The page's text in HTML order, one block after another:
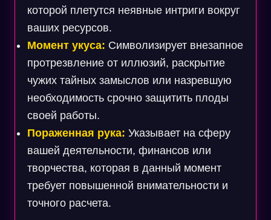
которой плетутся неявные интриги вокруг
ваших ресурсов.
Момент укуса: Символизирует внезапное
протрезвление от иллюзий, раскрытие
чужих тайных замыслов или назревшую
необходимость срочно защитить плоды
своей работы.
Пораженная рука: Указывает на сферу
вашей деятельности, финансов или
творчества, которая в данный момент
требует повышенной внимательности и
точного расчета.